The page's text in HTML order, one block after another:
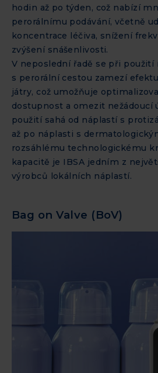
hodin až po týden, což nabízí
perorálnímu podávání, včetně
koncentrace léčiva, snížení
zvýšení snášenlivosti.
V neposlední řadě se při použití
s perorální cestou zamezí
játry, což umožňuje
dostupnost a omezit nežádoucí
použití sahá od náplastí s
až po náplasti s
rozsáhlému technologickému
kapacitě je IBSA jedním z
výrobců lokálních náplastí.
Bag on Valve (BoV)